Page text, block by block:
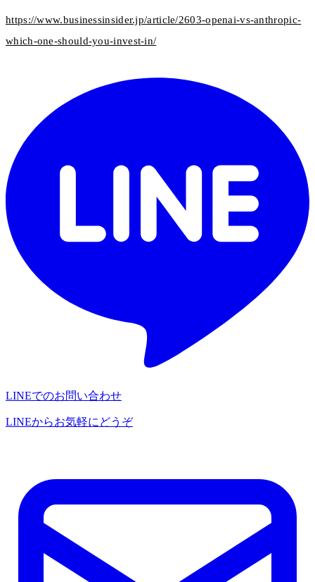
https://www.businessinsider.jp/article/2603-openai-vs-anthropic-
which-one-should-you-invest-in/
LINEでのお問い合わせ
LINEからお気軽にどうぞ